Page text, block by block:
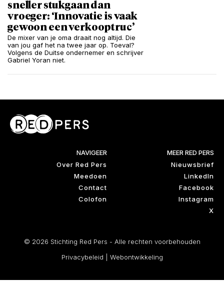
sneller stukgaan dan
vroeger: ‘Innovatie is vaak
gewoon een verkooptruc’
De mixer van je oma draait nog altijd. Die
van jou gaf het na twee jaar op. Toeval?
Volgens de Duitse ondernemer en schrijver
Gabriel Yoran niet.
NAVIGEER
Over Red Pers
Meedoen
Contact
Colofon
MEER RED PERS
Nieuwsbrief
LinkedIn
Facebook
Instagram
X
© 2026 Stichting Red Pers - Alle rechten voorbehouden
Privacybeleid
Webontwikkeling